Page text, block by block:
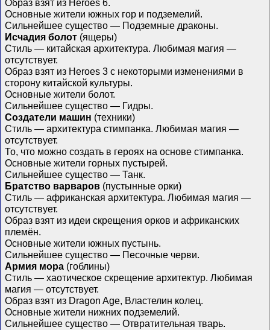
Образ взят из Heroes 6.
Основные жители южных гор и подземелий.
Сильнейшее существо — Подземные драконы.
Исчадия болот (ящеры)
Стиль — китайская архитектура. Любимая магия —
отсутствует.
Образ взят из Heroes 3 с некоторыми изменениями в
сторону китайской культуры.
Основные жители болот.
Сильнейшее существо — Гидры.
Создатели машин (техники)
Стиль — архитектура стимпанка. Любимая магия —
отсутствует.
То, что можно создать в героях на основе стимпанка.
Основные жители горных пустырей.
Сильнейшее существо — Танк.
Братство варваров (пустынные орки)
Стиль — африканская архитектура. Любимая магия —
отсутствует.
Образ взят из идеи скрещения орков и африканских
племён.
Основные жители южных пустынь.
Сильнейшее существо — Песочные черви.
Армия мора (гоблины)
Стиль — хаотическое скрещение архитектур. Любимая
магия — отсутствует.
Образ взят из Dragon Age, Властелин колец.
Основные жители нижних подземелий.
Сильнейшее существо — Отвратительная тварь.